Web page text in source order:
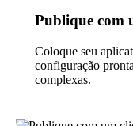
Publique com
Coloque seu
configuração
complexas.